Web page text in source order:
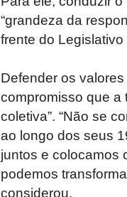
“grandeza da
frente do
Defender os
compromisso que a
coletiva”. “Não se
ao longo dos seus
juntos e colocamos
podemos
considerou.